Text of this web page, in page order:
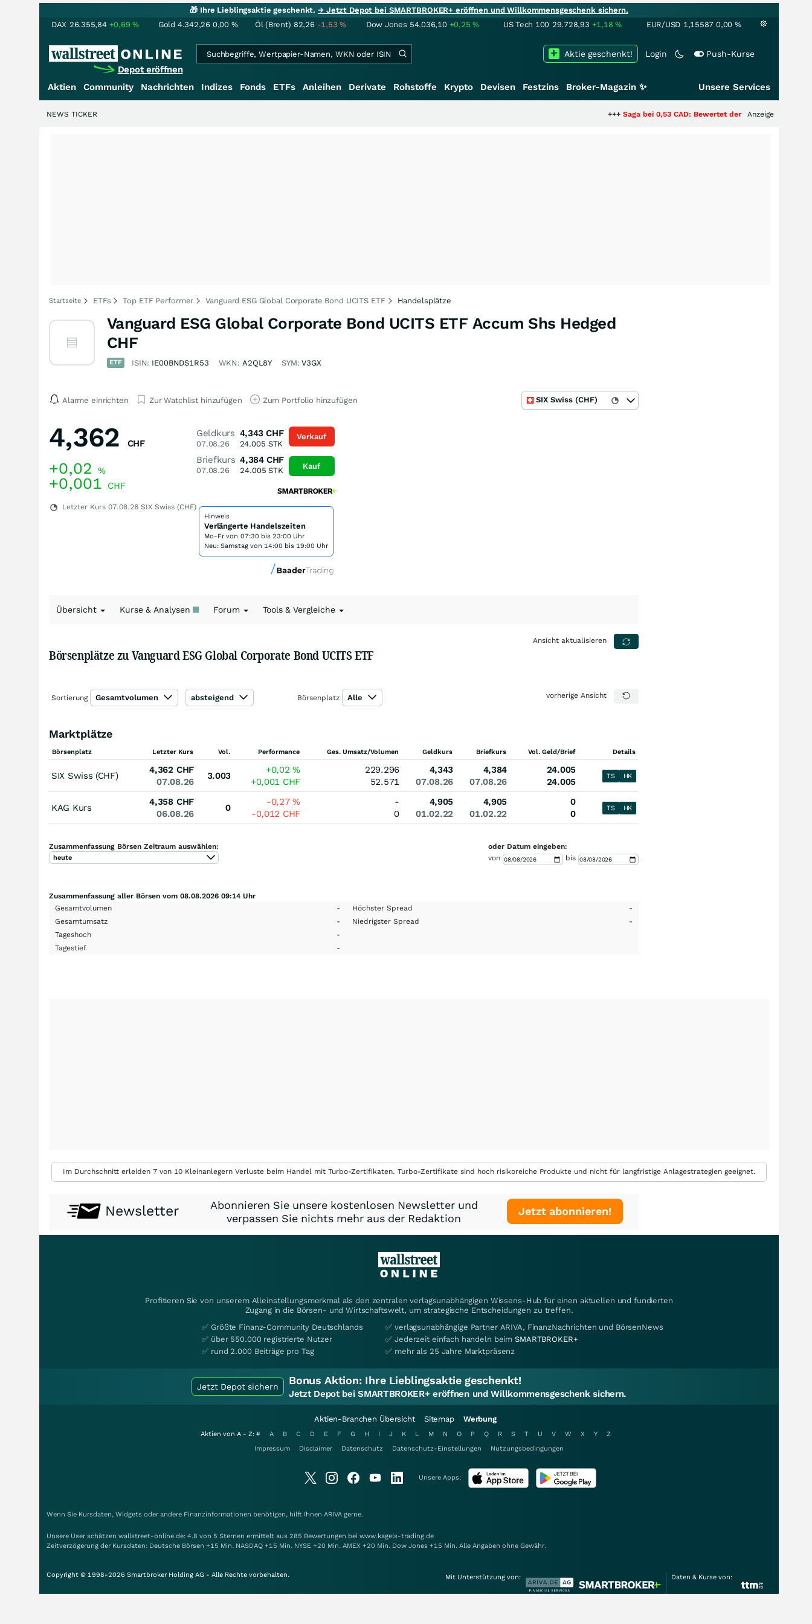
🎁 Ihre Lieblingsaktie geschenkt.→ Jetzt Depot bei SMARTBROKER+ eröffnen und Willkommensgeschenk sichern.
DAX 26.355,84 +0,69% Gold 4.342,26 0,00 % Öl (Brent) 82,26 -1,53% Dow Jones 54.036,10 +0,25% US Tech 100 29.728,93 +1,18% EUR/USD 1,15587 0,00 %
Depot eröffnen
Login Push-Kurse
Aktie geschenkt!
Aktien Community Nachrichten Indizes Fonds ETFs Anleihen Derivate Rohstoffe Krypto Devisen Festzins Broker-Magazin ✨ Unsere Services
Saga bei 0,53 CAD: Bewertet der Markt noch immer nur
Anzeige
NEWS TICKER
Startseite ETFs Top ETF Performer Vanguard ESG Global Corporate Bond UCITS ETF Handelsplätze
Vanguard ESG Global Corporate Bond UCITS ETF Accum Shs Hedged
CHF
ETF ISIN: IE00BNDS1R53 WKN: A2QL8Y SYM:V3GX
Alarme einrichten Zur Watchlist hinzufügen Zum Portfolio hinzufügen SIX Swiss (CHF)
4,362 CHF
+0,02 %
+0,001 CHF
Letzter Kurs 07.08.26 SIX Swiss (CHF)
Geldkurs
07.08.26
4,343 CHF
24.005 STK
Briefkurs
07.08.26
4,384 CHF
24.005 STK
Verkauf
Kauf
Hinweis
Verlängerte Handelszeiten
Mo-Fr von 07:30 bis 23:00 Uhr
Neu: Samstag von 14:00 bis 19:00 Uhr
Übersicht Kurse & Analysen Forum Tools & Vergleiche
Börsenplätze zu Vanguard ESG Global Corporate Bond UCITS ETF
Ansicht aktualisieren
Sortierung Gesamtvolumen absteigend Börsenplatz Alle vorherige Ansicht
Marktplätze
Börsenplatz Letzter Kurs Vol. Performance Ges. Umsatz/Volumen Geldkurs Briefkurs Vol. Geld/Brief Details
SIX Swiss (CHF)
4,362 CHF
07.08.26
3.003
+0,02%
+0,001 CHF
229.296
52.571
4,343
07.08.26
4,384
07.08.26
24.005
24.005
TS HK
KAG Kurs
4,358 CHF
06.08.26
0
-0,27%
-0,012 CHF
-
0
4,905
01.02.22
4,905
01.02.22
0
0
TS HK
Zusammenfassung Börsen Zeitraum auswählen:
heute
oder Datum eingeben:
von
bis
Zusammenfassung aller Börsen vom 08.08.2026 09:14 Uhr
Gesamtvolumen
- Höchster Spread
-
Gesamtumsatz
- Niedrigster Spread
-
Tageshoch
-
Tagestief
-
Im Durchschnitt erleiden 7 von 10 Kleinanlegern Verluste beim Handel mit Turbo-Zertifikaten. Turbo-Zertifikate sind hoch risikoreiche Produkte und nicht für langfristige Anlagestrategien geeignet.
Newsletter
Abonnieren Sie unsere kostenlosen Newsletter und
verpassen Sie nichts mehr aus der Redaktion
Jetzt abonnieren!
Profitieren Sie von unserem Alleinstellungsmerkmal als den zentralen verlagsunabhängigen Wissens-Hub für einen aktuellen und fundierten
Zugang in die Börsen- und Wirtschaftswelt, um strategische Entscheidungen zu treffen.
✅ Größte Finanz-Community Deutschlands
✅ über 550.000 registrierte Nutzer
✅ rund 2.000 Beiträge pro Tag
✅ verlagsunabhängige Partner ARIVA, FinanzNachrichten und BörsenNews
✅ Jederzeit einfach handeln beimSMARTBROKER+
✅ mehr als 25 Jahre Marktpräsenz
Jetzt Depot sichern Bonus Aktion: Ihre Lieblingsaktie geschenkt!
Jetzt Depot bei SMARTBROKER+ eröffnen und Willkommensgeschenk sichern.
Aktien-Branchen Übersicht Sitemap Werbung
Aktien von A - Z: # A B C D E F G H I J K L M N O P Q R S T U V W X Y
Z
Impressum
Disclaimer Datenschutz Datenschutz-Einstellungen Nutzungsbedingungen
Unsere Apps:
Wenn Sie Kursdaten, Widgets oder andere Finanzinformationen benötigen, hilft Ihnen ARIVA gerne.
Unsere User schätzen wallstreet-online.de: 4.8 von 5 Sternen ermittelt aus 285 Bewertungen bei www.kagels-trading.de
Zeitverzögerung der Kursdaten: Deutsche Börsen +15 Min. NASDAQ +15 Min. NYSE +20 Min. AMEX +20 Min. Dow Jones +15 Min. Alle Angaben ohne Gewähr.
Copyright © 1998-2026 Smartbroker Holding AG - Alle Rechte vorbehalten. Mit Unterstützung von: Daten & Kurse von: